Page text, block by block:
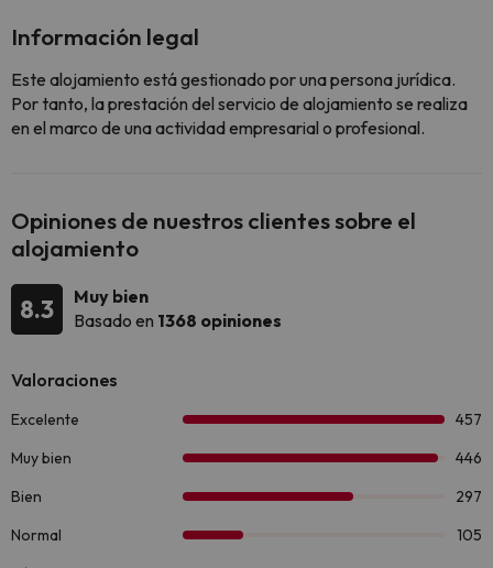
Información legal
Este alojamiento está gestionado por una persona jurídica.
Por tanto, la prestación del servicio de alojamiento se realiza
en el marco de una actividad empresarial o profesional.
Opiniones de nuestros clientes sobre el
alojamiento
8.3
Muy bien
Basado en 1368 opiniones